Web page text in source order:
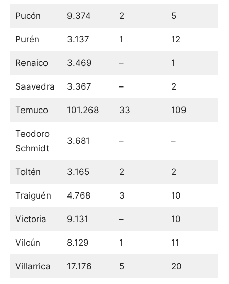
Pucón 9.374 2 5
Purén 3.137 1 12
Renaico 3.469 – 1
Saavedra 3.367 – 2
Temuco 101.268 33 109
Teodoro
Schmidt
3.681 – –
Toltén 3.165 2 2
Traiguén 4.768 3 10
Victoria 9.131 – 10
Vilcún 8.129 1 11
Villarrica 17.176 5 20